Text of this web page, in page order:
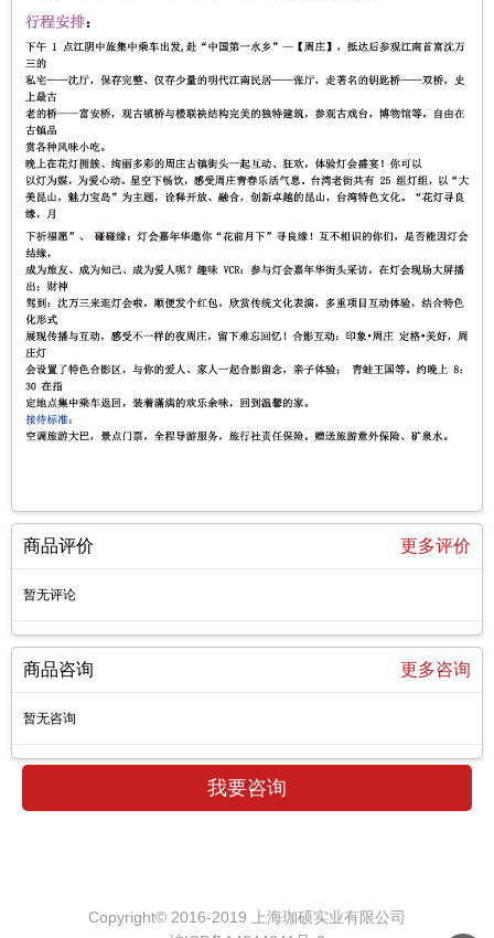
商品评价 更多评价
暂无评论
商品咨询 更多咨询
暂无咨询
Copyright© 2016-2019 上海珈硕实业有限公司